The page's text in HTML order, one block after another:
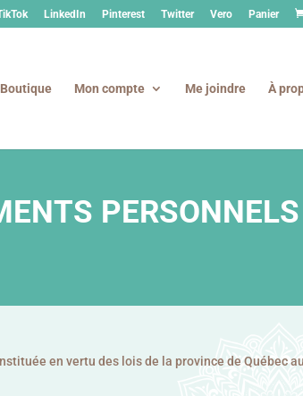
LinkedIn Pinterest Twitter Vero Panier
Boutique Mon compte Me joindre À
PERSONNELS
en vertu des lois de la province de Québec